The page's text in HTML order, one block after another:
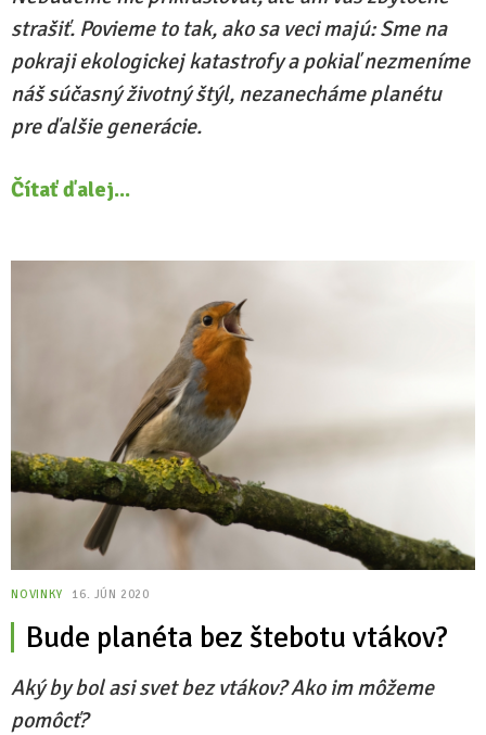
strašiť. Povieme to tak, ako sa veci majú: Sme na
pokraji ekologickej katastrofy a pokiaľ nezmeníme
náš súčasný životný štýl, nezanecháme planétu
pre ďalšie generácie.
Čítať ďalej...
NOVINKY 16. JÚN 2020
Bude planéta bez štebotu vtákov?
Aký by bol asi svet bez vtákov?Ako im môžeme
pomôcť?